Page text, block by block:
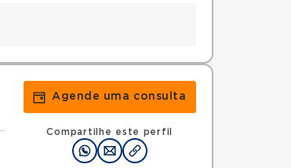
Agende uma consulta
Compartilhe este perfil